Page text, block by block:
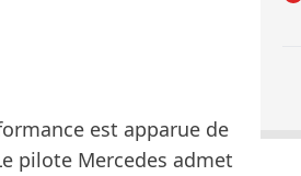
est apparue de
pilote Mercedes admet